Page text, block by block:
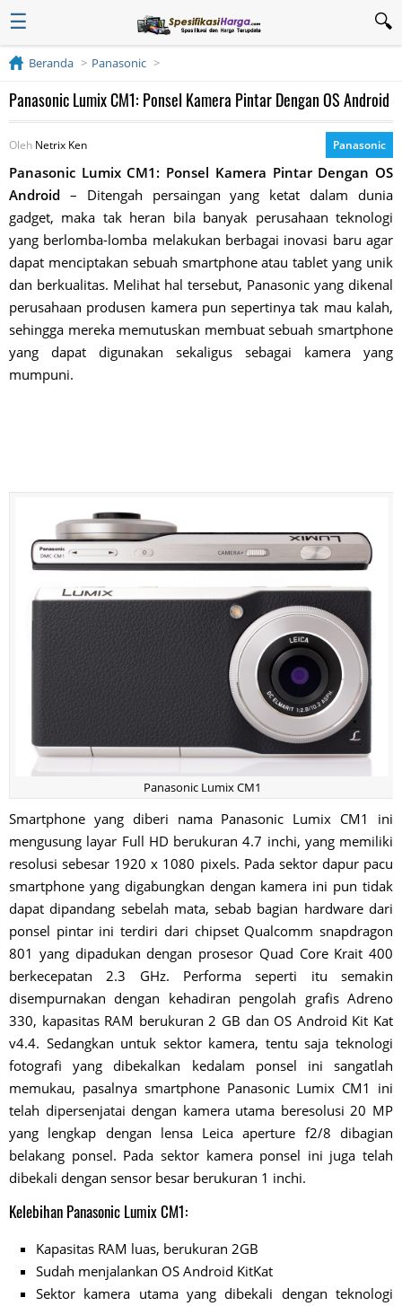
☰
Beranda Panasonic
Panasonic Lumix CM1: Ponsel Kamera Pintar Dengan OS Android
Oleh Netrix Ken Panasonic
Panasonic Lumix CM1: Ponsel Kamera Pintar Dengan OS
Android – Ditengah persaingan yang ketat dalam dunia
gadget, maka tak heran bila banyak perusahaan teknologi
yang berlomba-lomba melakukan berbagai inovasi baru agar
dapat menciptakan sebuah smartphone atau tablet yang unik
dan berkualitas. Melihat hal tersebut, Panasonic yang dikenal
perusahaan produsen kamera pun sepertinya tak mau kalah,
sehingga mereka memutuskan membuat sebuah smartphone
yang dapat digunakan sekaligus sebagai kamera yang
mumpuni.
Panasonic Lumix CM1
Smartphone yang diberi nama Panasonic Lumix CM1 ini
mengusung layar Full HD berukuran 4.7 inchi, yang memiliki
resolusi sebesar 1920 x 1080 pixels. Pada sektor dapur pacu
smartphone yang digabungkan dengan kamera ini pun tidak
dapat dipandang sebelah mata, sebab bagian hardware dari
ponsel pintar ini terdiri dari chipset Qualcomm snapdragon
801 yang dipadukan dengan prosesor Quad Core Krait 400
berkecepatan 2.3 GHz. Performa seperti itu semakin
disempurnakan dengan kehadiran pengolah grafis Adreno
330, kapasitas RAM berukuran 2 GB dan OS Android Kit Kat
v4.4. Sedangkan untuk sektor kamera, tentu saja teknologi
fotografi yang dibekalkan kedalam ponsel ini sangatlah
memukau, pasalnya smartphone Panasonic Lumix CM1 ini
telah dipersenjatai dengan kamera utama beresolusi 20 MP
yang lengkap dengan lensa Leica aperture f2/8 dibagian
belakang ponsel. Pada sektor kamera ponsel ini juga telah
dibekali dengan sensor besar berukuran 1 inchi.
Kelebihan Panasonic Lumix CM1:
Kapasitas RAM luas, berukuran 2GB
Sudah menjalankan OS Android KitKat
Sektor kamera utama yang dibekali dengan teknologi